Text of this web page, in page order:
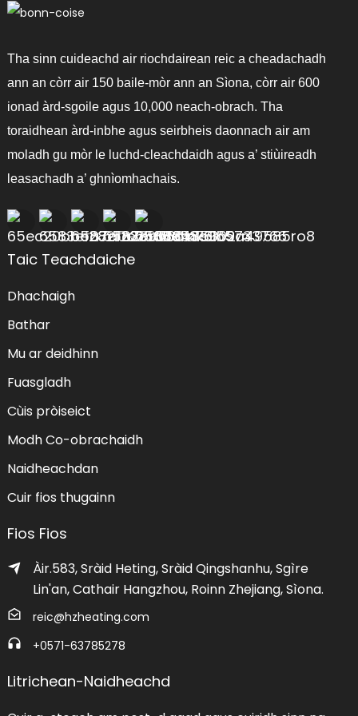
Tha sinn cuideachd air riochdairean reic a cheadachadh
ann an còrr air 150 baile-mòr ann an Sìona, còrr air 600
ionad àrd-sgoile agus 10,000 neach-obrach. Tha
toraidhean àrd-inbhe agus seirbheis daonnach air am
moladh gu mòr le luchd-cleachdaidh agus a’ stiùireadh
leasachadh a’ ghnìomhachais.
Taic Teachdaiche
Dhachaigh
Bathar
Mu ar deidhinn
Fuasgladh
Cùis pròiseict
Modh Co-obrachaidh
Naidheachdan
Cuir fios thugainn
Fios Fios
Àir.583, Sràid Heting, Sràid Qingshanhu, Sgìre
Lin'an, Cathair Hangzhou, Roinn Zhejiang, Sìona.
reic@hzheating.com
+0571-63785278
Litrichean-Naidheachd